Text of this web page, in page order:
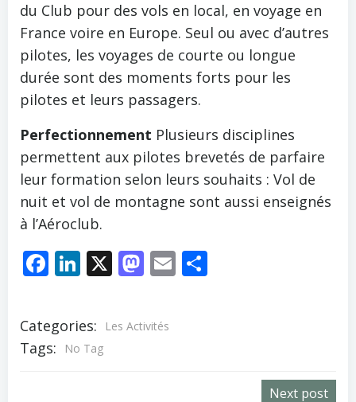
du Club pour des vols en local, en voyage en
France voire en Europe. Seul ou avec d’autres
pilotes, les voyages de courte ou longue
durée sont des moments forts pour les
pilotes et leurs passagers.
Perfectionnement Plusieurs disciplines
permettent aux pilotes brevetés de parfaire
leur formation selon leurs souhaits : Vol de
nuit et vol de montagne sont aussi enseignés
à l’Aéroclub.
Facebook
LinkedIn
X Mastodon
Email
Categories: Les Activités
Tags: No Tag
Next post